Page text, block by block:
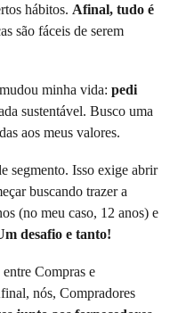
hábitos. Afinal, tudo é
são fáceis de serem
minha vida: pedi
sustentável. Busco uma
aos meus valores.
segmento. Isso exige abrir
buscando trazer a
(no meu caso, 12 anos) e
desafio e tanto!
Compras e
nós, Compradores